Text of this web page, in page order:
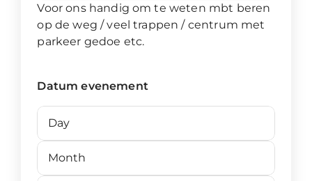
Voor ons handig om te weten mbt beren
op de weg / veel trappen / centrum met
parkeer gedoe etc.
Datum evenement
Day
Month